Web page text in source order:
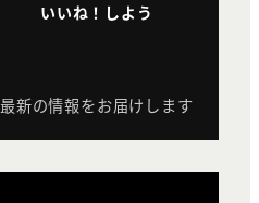
いいね！しよう
最新の情報をお届けします